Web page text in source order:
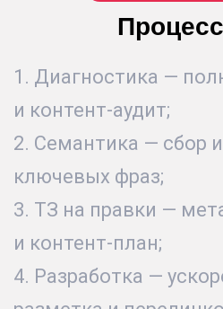
Процесс
1. Диагностика —
и контент-аудит;
2. Cемантика — сбор
ключевых фраз;
3. ТЗ на правки —
и контент-план;
4. Разработка —